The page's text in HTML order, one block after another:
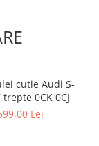
cutie Audi S-
0CK 0CJ
Lei